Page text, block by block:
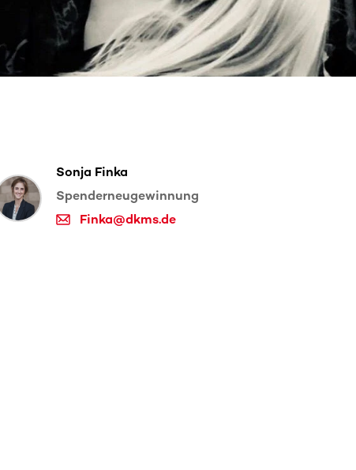
Sonja Finka
Spenderneugewinnung
Finka@dkms.de